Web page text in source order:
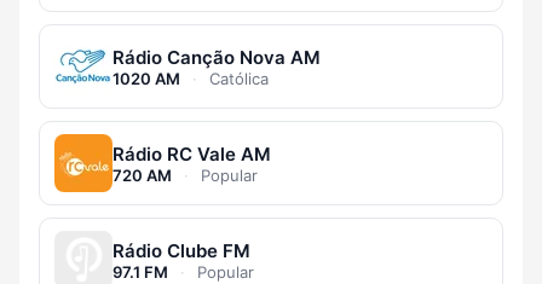
Rádio Canção Nova AM
1020 AM · Católica
Rádio RC Vale AM
720 AM · Popular
Rádio Clube FM
97.1 FM · Popular